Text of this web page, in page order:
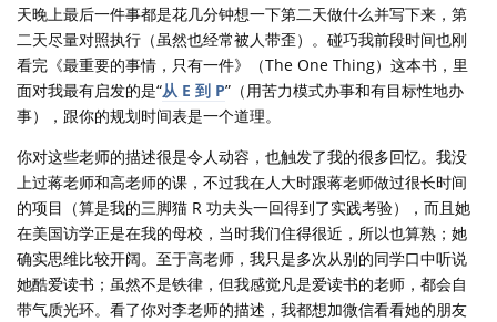
天晚上最后一件事都是花几分钟想一下第二天做什么并写下来，第
二天尽量对照执行（虽然也经常被人带歪）。碰巧我前段时间也刚
看完《最重要的事情，只有一件》（The One Thing）这本书，里
面对我最有启发的是“从 E 到 P”（用苦力模式办事和有目标性地办
事），跟你的规划时间表是一个道理。
你对这些老师的描述很是令人动容，也触发了我的很多回忆。我没
上过蒋老师和高老师的课，不过我在人大时跟蒋老师做过很长时间
的项目（算是我的三脚猫 R 功夫头一回得到了实践考验），而且她
在美国访学正是在我的母校，当时我们住得很近，所以也算熟；她
确实思维比较开阔。至于高老师，我只是多次从别的同学口中听说
她酷爱读书；虽然不是铁律，但我感觉凡是爱读书的老师，都会自
带气质光环。看了你对李老师的描述，我都想加微信看看她的朋友